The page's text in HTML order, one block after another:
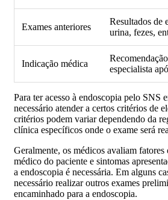
Exames anteriores
Resultados de
urina, fezes,
Indicação médica
especialista
Para ter acesso à endoscopia pelo SNS
necessário atender a certos critérios de
critérios podem variar dependendo da
clínica específicos onde o exame será
Geralmente, os médicos avaliam
médico do paciente e sintomas
a endoscopia é necessária. Em alguns
necessário realizar outros exames
encaminhado para a endoscopia.